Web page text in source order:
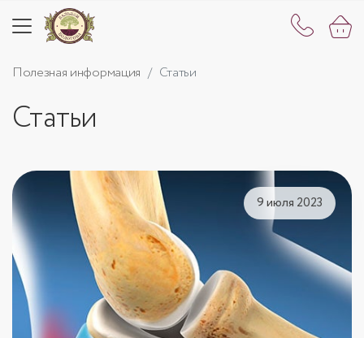
Полезная информация Статьи
Статьи
9 июля 2023